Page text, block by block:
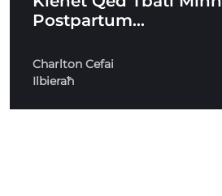
Postpartum…
Charlton Cefai
Ilbieraħ